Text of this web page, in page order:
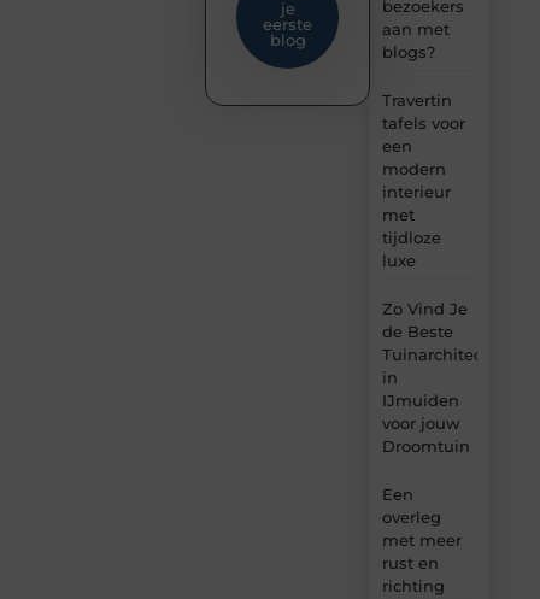
bezoekers
aan met
blogs?
Travertin
tafels voor
een
modern
interieur
met
tijdloze
luxe
Zo Vind Je
de Beste
Tuinarchitect
in
IJmuiden
voor jouw
Droomtuin
Een
overleg
met meer
rust en
richting
je
eerste
blog